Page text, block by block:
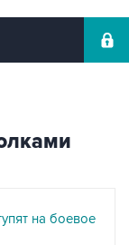
на боевое